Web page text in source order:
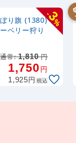
-
3
%
り旗 (1380) ブ
ベリー狩り
通常:1,810円
1,750円
1,925円 税込